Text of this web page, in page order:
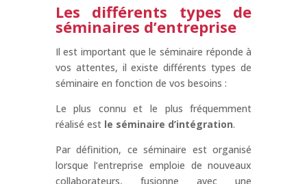
Les différents types de
séminaires d’entreprise
Il est important que le séminaire réponde à
vos attentes, il existe différents types de
séminaire en fonction de vos besoins :
Le plus connu et le plus fréquemment
réalisé est le séminaire d’intégration.
Par définition, ce séminaire est organisé
lorsque l’entreprise emploie de nouveaux
collaborateurs, fusionne avec une